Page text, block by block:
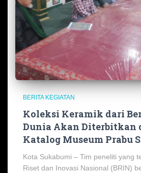
BERITA KEGIATAN
Koleksi Keramik dari
Dunia Akan Diterbitkan
Katalog Museum Prabu
Kota Sukabumi – Tim peneliti yang
Riset dan Inovasi Nasional (BRIN)